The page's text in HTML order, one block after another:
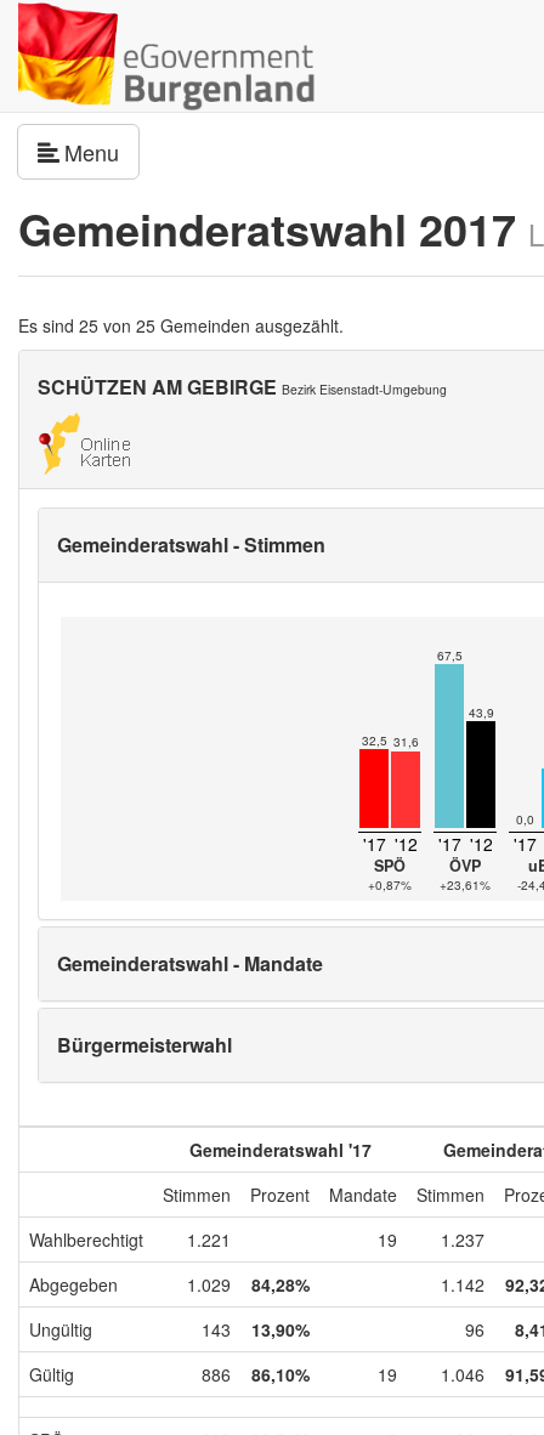
Menu
Gemeinderatswahl 2017
Es sind 25 von 25 Gemeinden ausgezählt.
SCHÜTZEN AM GEBIRGE Bezirk Eisenstadt-Umgebung
Gemeinderatswahl - Stimmen
32,5 31,6
'17 '12
SPÖ
+0,87%
67,5
43,9
'17 '12
ÖVP
+23,61%
0,0
'17
-
Gemeinderatswahl - Mandate
Bürgermeisterwahl
Gemeinderatswahl '17
Stimmen
Prozent Mandate Stimmen
Wahlberechtigt
1.221 19
1.237
Abgegeben
1.029 84,28% 1.142
Ungültig
143 13,90% 96
Gültig
886 86,10% 19 1.046